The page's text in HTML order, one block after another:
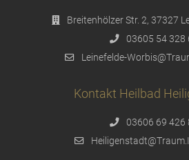
Breitenhölzer Str. 2, 37327
03605 54 328
Leinefelde-
Kontakt Heilbad
03606 69 426